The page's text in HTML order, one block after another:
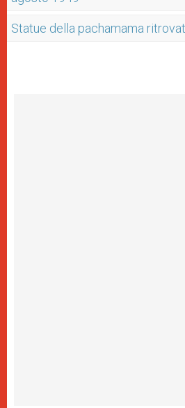
Statue della pachamama